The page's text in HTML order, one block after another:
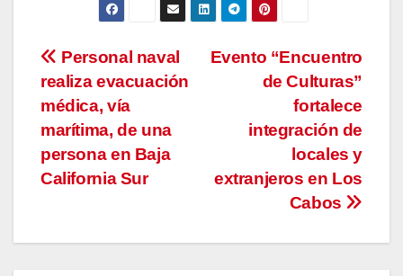
Navegación
de
entradas
Evento “Encuentro
de Culturas”
fortalece
integración de
locales y
extranjeros en Los
Cabos
Personal naval
realiza evacuación
médica, vía
marítima, de una
persona en Baja
California Sur